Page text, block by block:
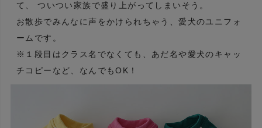
て、 ついつい家族で盛り上がってしまいそう。
お散歩でみんなに声をかけられちゃう、愛犬のユニフォ
ームです。
※１段目はクラス名でなくても、あだ名や愛犬のキャッ
チコピーなど、なんでもOK！